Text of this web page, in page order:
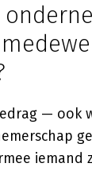
— ook
iemand